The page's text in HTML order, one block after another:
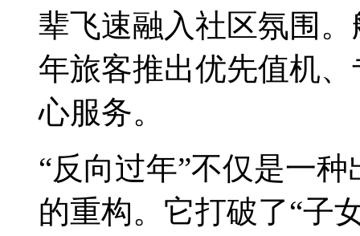
辈飞速融入社区氛围
年旅客推出优先值机
心服务。
“反向过年”不仅是一
的重构。它打破了“子